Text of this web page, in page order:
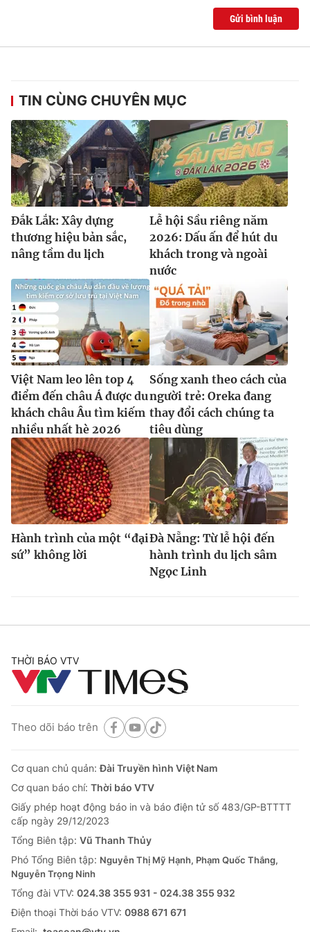
Liên hệ quảng cáo:024-7300.7108
® Cấm sao chép dưới mọi hình thức nếu không có sự chấp
thuận bằng văn bản. Ghi rõ nguồn VTV.vn khi phát hành lại
Gửi bình luận
TIN CÙNG CHUYÊN MỤC
Đắk Lắk: Xây dựng
thương hiệu bản sắc,
nâng tầm du lịch
Lễ hội Sầu riêng năm
2026: Dấu ấn để hút du
khách trong và ngoài
nước
Việt Nam leo lên top 4
điểm đến châu Á được du
khách châu Âu tìm kiếm
nhiều nhất hè 2026
Sống xanh theo cách của
người trẻ: Oreka đang
thay đổi cách chúng ta
tiêu dùng
Hành trình của một “đại
sứ” không lời
Đà Nẵng: Từ lễ hội đến
hành trình du lịch sâm
Ngọc Linh
THỜI BÁO VTV
Theo dõi báo trên
Cơ quan chủ quản:Đài Truyền hình Việt Nam
Cơ quan báo chí: Thời báo VTV
Giấy phép hoạt động báo in và báo điện tử số 483/GP-BTTTT
cấp ngày 29/12/2023
Tổng Biên tập: Vũ Thanh Thủy
Phó Tổng Biên tập: Nguyễn Thị Mỹ Hạnh, Phạm Quốc Thắng,
Nguyễn Trọng Ninh
Tổng đài VTV: 024.38 355 931 - 024.38 355 932
Ðiện thoại Thời báo VTV: 0988 671 671